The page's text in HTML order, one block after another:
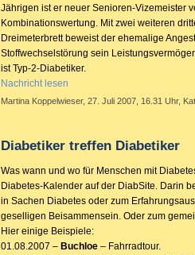
Jährigen ist er neuer Senioren-Vizemeister
Kombinationswertung. Mit zwei weiteren
Dreimeterbrett beweist der ehemalige
Stoffwechselstörung sein
ist Typ-2-Diabetiker.
Nachricht lesen
Martina Koppelwieser, 27. Juli 2007, 16.31 Uhr,
Diabetiker treffen Diabetiker
Was wann und wo für Menschen mit
Diabetes-Kalender auf der DiabSite. Darin
in Sachen Diabetes oder zum
geselligen Beisammensein. Oder zum
Hier einige Beispiele:
01.08.2007 – Buchloe – Fahrradtour.